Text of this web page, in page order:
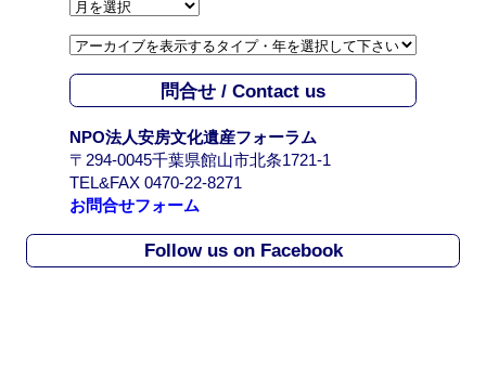
ア
カ
イ
ブ
A
r
c
h
i
問合せ / Contact us
NPO法人安房文化遺産フォーラム
〒294-0045千葉県館山市北条1721-1
TEL&FAX 0470-22-8271
お問合せフォーム
Follow us on Facebook